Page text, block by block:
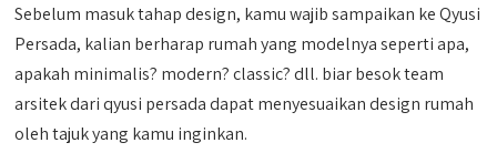
Sebelum masuk tahap design, kamu wajib sampaikan ke Qyusi
Persada, kalian berharap rumah yang modelnya seperti apa,
apakah minimalis? modern? classic? dll. biar besok team
arsitek dari qyusi persada dapat menyesuaikan design rumah
oleh tajuk yang kamu inginkan.